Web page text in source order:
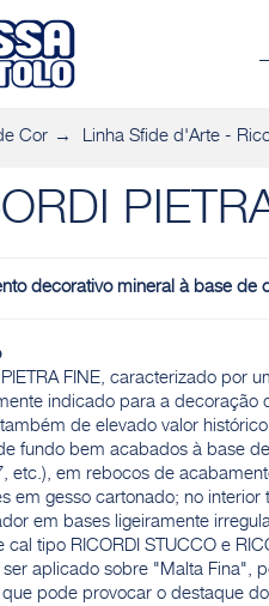
Cor Linha Sfide d'Arte -
decorativo mineral à base de
PIETRA FINE, caracterizado por
indicado para a decoração
de elevado valor
fundo bem acabados à base
etc.), em rebocos de
em gesso cartonado; no
em bases ligeiramente
cal tipo RICORDI STUCCO e
ser aplicado sobre "Malta Fina",
que pode provocar o destaque